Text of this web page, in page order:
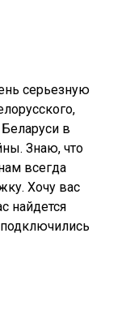
серьезную
в
Знаю, что
всегда
Хочу вас
найдется